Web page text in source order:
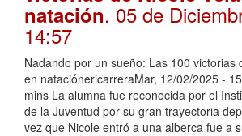
natación. 05 de
14:57
Nadando por un sueño: Las 100 victorias
en nataciónericarreraMar, 12/02/2025 -
mins La alumna fue reconocida por el
de la Juventud por su gran trayectoria
vez que Nicole entró a una alberca fue a